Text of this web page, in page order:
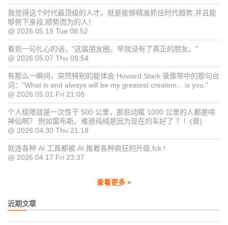
我觉得这个时代最顶级的人才。就是能够精准抓住时代趋势,并且能
够俯下身段,顺势而为的人！
@ 2026.05.19 Tue 08:52
看到一句扎心的话，"这届朋友圈，早就没有了真正的朋友。"
@ 2026.05.07 Thu 09:54
有那么一瞬间，突然特别的能体会 Howard Stark 录像带中的那句台
词："What is and always will be my greatest creation... is you."
@ 2026.05.01 Fri 21:08
个人极限就是一次性干 500 公里，那些动辄 1000 公里的人都是啥
神仙啊？ 例如雷布斯。难道纯纯是因为现在的车好了 ？！(衰)
@ 2026.04.30 Thu 21:18
就连各种 AI 工具都被 AI 推着各种疯狂的升级,fck !
@ 2026.04.17 Fri 23:37
查看更多 »
近期文章